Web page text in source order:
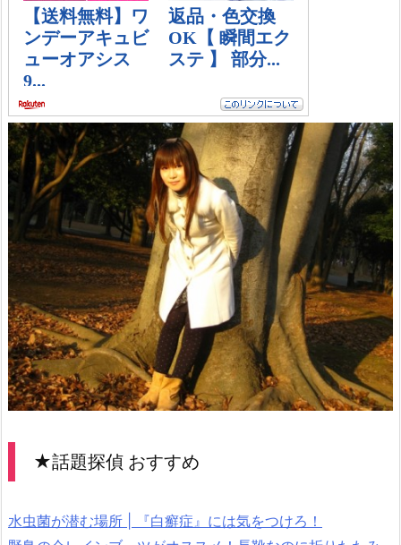
★話題探偵 おすすめ
水虫菌が潜む場所 | 『白癬症』には気をつけろ！